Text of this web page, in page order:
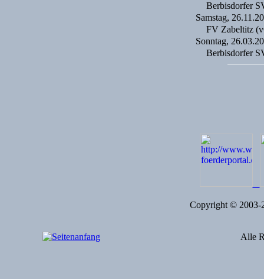
Berbisdorfer
Samstag,
FV Zabeltitz
Sonntag,
Berbisdorfer
Copyright ©
Alle